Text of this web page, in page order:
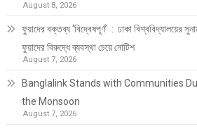
August 8, 2026
ফুয়াদের বক্তব্য ‘বিদ্বেষপূর্ণ’ : ঢাকা বিশ্ববিদ্যালয়ের
ফুয়াদের বিরুদ্ধে ব্যবস্থা চেয়ে নোটিশ
August 7, 2026
Banglalink Stands with Communities
the Monsoon
August 7, 2026